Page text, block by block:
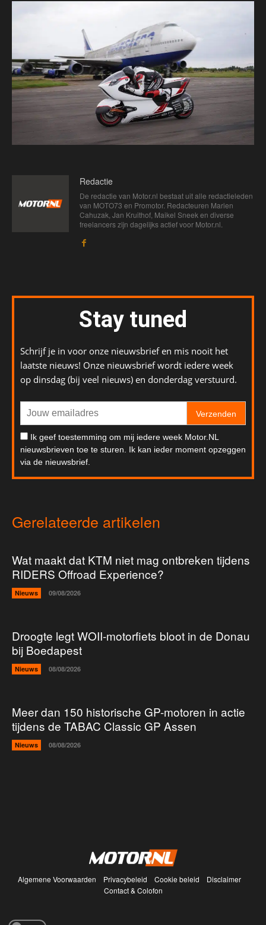
Redactie
De redactie van Motor.nl bestaat uit alle redactieleden
van MOTO73 en Promotor. Redacteuren Marien
Cahuzak, Jan Kruithof, Maikel Sneek en diverse
freelancers zijn dagelijks actief voor Motor.nl.
Stay tuned
Schrijf je in voor onze nieuwsbrief en mis nooit het
laatste nieuws! Onze nieuwsbrief wordt iedere week
op dinsdag (bij veel nieuws) en donderdag verstuurd.
Verzenden
Ik geef toestemming om mij iedere week Motor.NL
nieuwsbrieven toe te sturen. Ik kan ieder moment opzeggen
via de nieuwsbrief.
Gerelateerde artikelen
Wat maakt dat KTM niet mag ontbreken tijdens
RIDERS Offroad Experience?
Nieuws 09/08/2026
Droogte legt WOII-motorfiets bloot in de Donau
bij Boedapest
Nieuws 08/08/2026
Meer dan 150 historische GP-motoren in actie
tijdens de TABAC Classic GP Assen
Nieuws 08/08/2026
Algemene Voorwaarden Privacybeleid Cookie beleid
Disclaimer
Contact & Colofon